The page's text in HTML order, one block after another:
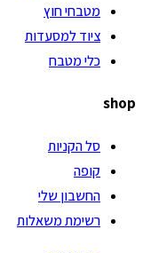
מטבחי חוץ
ציוד למסעדות
כלי מטבח
shop
סל הקניות
קופה
החשבון שלי
רשימת משאלות